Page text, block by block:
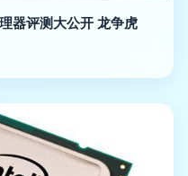
器评测大公开 龙争虎